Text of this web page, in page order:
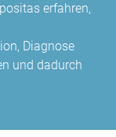
erfahren,
Diagnose
und dadurch